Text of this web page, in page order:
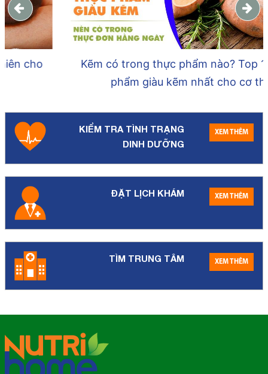
Kẽm có trong thực phẩm nào? Top 17 Thực
phẩm giàu kẽm nhất cho cơ thể
KIỂM TRA TÌNH TRẠNG
DINH DƯỠNG
XEM THÊM
ĐẶT LỊCH KHÁM XEM THÊM
TÌM TRUNG TÂM XEM THÊM